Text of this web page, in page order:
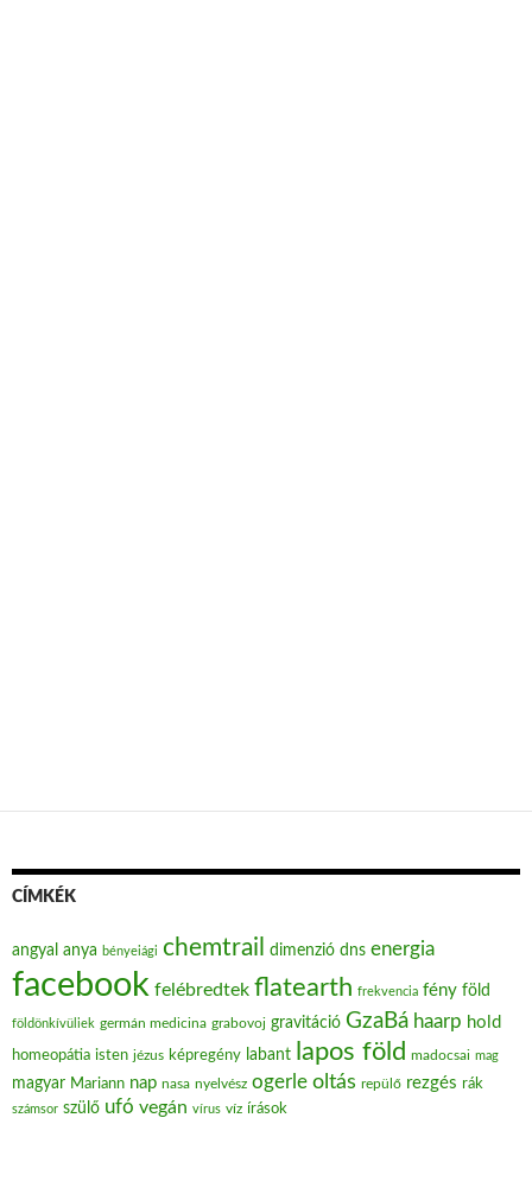
CÍMKÉK
angyal anya bényeiági chemtrail dimenzió dns energia
facebook felébredtek flatearth frekvencia fény föld
földönkívüliek germán medicina grabovoj gravitáció GzaBá haarp hold
homeopátia isten jézus képregény labant lapos föld madocsai mag
magyar Mariann nap nasa nyelvész ogerle oltás repülő rezgés rák
számsor szülő ufó vegán vírus víz írások